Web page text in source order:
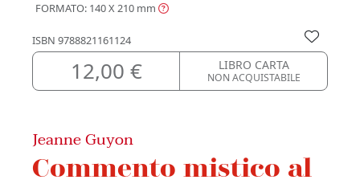
FORMATO: 140 X 210 mm
ISBN 9788821161124
12,00 € LIBRO CARTA
NON ACQUISTABILE
Jeanne Guyon
Commento mistico al